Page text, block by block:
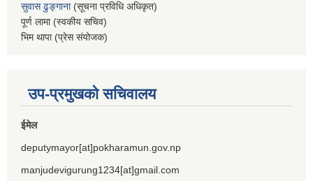
सुवास ढुङ्गाना(सूचना प्रविधि अधिकृत)
पूर्ण लामा (स्वकीय सचिव)
भिम थापा (प्रेस संयोजक)
उप-प्रमुखको सचिवालय
ईमेल
deputymayor[at]pokharamun.gov.np
manjudevigurung1234[at]gmail.com